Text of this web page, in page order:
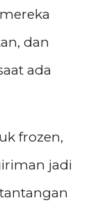
dan
ada
frozen,
jadi